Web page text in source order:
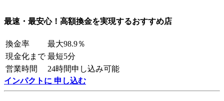
最速・最安心！高額換金を実現するおすすめ店
換金率
最大98.9％
現金化まで 最短5分
営業時間
24時間申し込み可能
インパクトに 申し込む